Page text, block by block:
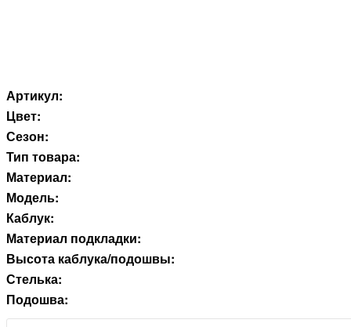
Артикул:
Цвет:
Сезон:
Тип товара:
Материал:
Модель:
Каблук:
Материал подкладки:
Высота каблука/подошвы:
Стелька:
Подошва: